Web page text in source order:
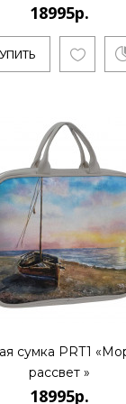
поп-арт и полит-
18995р.
сумка PRT1
рассвет »
18995р.